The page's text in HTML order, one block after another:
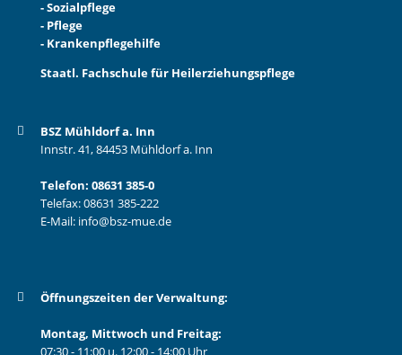
- Sozialpflege
- Pflege
- Krankenpflegehilfe
Staatl. Fachschule für Heilerziehungspflege
BSZ Mühldorf a. Inn
Innstr. 41, 84453 Mühldorf a. Inn
Telefon: 08631 385-0
Telefax: 08631 385-222
E-Mail: info@bsz-mue.de
Öffnungszeiten der Verwaltung:
Montag, Mittwoch und Freitag:
07:30 - 11:00 u. 12:00 - 14:00 Uhr